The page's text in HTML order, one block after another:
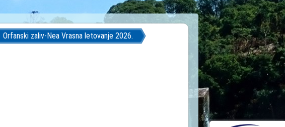
Orfanski zaliv-Nea Vrasna letovanje 2026.